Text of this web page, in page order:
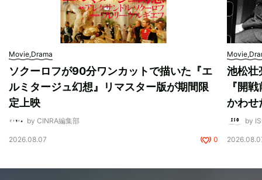
Movie,Drama
ソクーロフが90分ワンカットで描いた『エ
ルミタージュ幻想』リマスター版が期間限
定上映
by CINRA編集部
2026.08.07 0
池松壮
『開
かわせ
by